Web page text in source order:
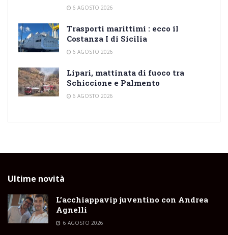
6 AGOSTO 2026
Trasporti marittimi : ecco il
Costanza I di Sicilia
6 AGOSTO 2026
Lipari, mattinata di fuoco tra
Schiccione e Palmento
6 AGOSTO 2026
Ultime novità
L’acchiappavip juventino con Andrea
Agnelli
6 AGOSTO 2026